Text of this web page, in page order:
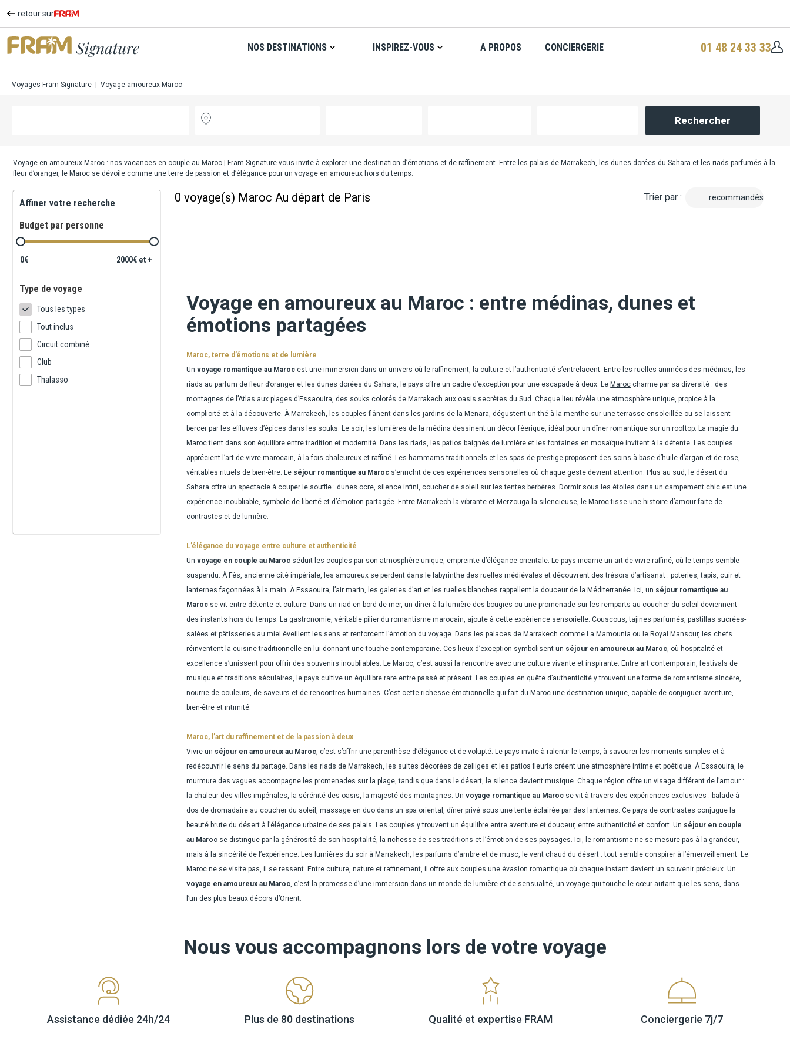
retour sur
01 48 24 33 33
NOS DESTINATIONS INSPIREZ-VOUS A PROPOS CONCIERGERIE
Voyages Fram Signature Voyage amoureux Maroc
Rechercher
Voyage en amoureux Maroc : nos vacances en couple au Maroc | Fram Signature vous invite à explorer une destination d’émotions et de raffinement. Entre les palais de Marrakech, les dunes dorées du Sahara et les riads parfumés à la
fleur d’oranger, le Maroc se dévoile comme une terre de passion et d’élégance pour un voyage en amoureux hors du temps.
Affiner votre recherche
Budget par personne
0€ 2000€ et +
Type de voyage
Tous les types
Tout inclus
Circuit combiné
Club
Thalasso
0 voyage(s) Maroc Au départ de Paris recommandés
Trier par :
Voyage en amoureux au Maroc : entre médinas, dunes et
émotions partagées
Maroc, terre d’émotions et de lumière
Unvoyage romantique au Maroc est une immersion dans un univers où le raffinement, la culture et l’authenticité s’entrelacent. Entre les ruelles animées des médinas, les
riads au parfum de fleur d’oranger et les dunes dorées du Sahara, le pays offre un cadre d’exception pour une escapade à deux. Le Maroc charme par sa diversité : des
montagnes de l’Atlas aux plages d’Essaouira, des souks colorés de Marrakech aux oasis secrètes du Sud. Chaque lieu révèle une atmosphère unique, propice à la
complicité et à la découverte. À Marrakech, les couples flânent dans les jardins de la Menara, dégustent un thé à la menthe sur une terrasse ensoleillée ou se laissent
bercer par les effluves d’épices dans les souks. Le soir, les lumières de la médina dessinent un décor féerique, idéal pour un dîner romantique sur un rooftop. La magie du
Maroc tient dans son équilibre entre tradition et modernité. Dans les riads, les patios baignés de lumière et les fontaines en mosaïque invitent à la détente. Les couples
apprécient l’art de vivre marocain, à la fois chaleureux et raffiné. Les hammams traditionnels et les spas de prestige proposent des soins à base d’huile d’argan et de rose,
véritables rituels de bien-être. Le séjour romantique au Maroc s’enrichit de ces expériences sensorielles où chaque geste devient attention. Plus au sud, le désert du
Sahara offre un spectacle à couper le souffle : dunes ocre, silence infini, coucher de soleil sur les tentes berbères. Dormir sous les étoiles dans un campement chic est une
expérience inoubliable, symbole de liberté et d’émotion partagée. Entre Marrakech la vibrante et Merzouga la silencieuse, le Maroc tisse une histoire d’amour faite de
contrastes et de lumière.
L’élégance du voyage entre culture et authenticité
Unvoyage en couple au Maroc séduit les couples par son atmosphère unique, empreinte d’élégance orientale. Le pays incarne un art de vivre raffiné, où le temps semble
suspendu. À Fès, ancienne cité impériale, les amoureux se perdent dans le labyrinthe des ruelles médiévales et découvrent des trésors d’artisanat : poteries, tapis, cuir et
lanternes façonnées à la main. À Essaouira, l’air marin, les galeries d’art et les ruelles blanches rappellent la douceur de la Méditerranée. Ici, un séjour romantique au
Maroc se vit entre détente et culture. Dans un riad en bord de mer, un dîner à la lumière des bougies ou une promenade sur les remparts au coucher du soleil deviennent
des instants hors du temps. La gastronomie, véritable pilier du romantisme marocain, ajoute à cette expérience sensorielle. Couscous, tajines parfumés, pastillas sucrées-
salées et pâtisseries au miel éveillent les sens et renforcent l’émotion du voyage. Dans les palaces de Marrakech comme La Mamounia ou le Royal Mansour, les chefs
réinventent la cuisine traditionnelle en lui donnant une touche contemporaine. Ces lieux d’exception symbolisent un séjour en amoureux au Maroc, où hospitalité et
excellence s’unissent pour offrir des souvenirs inoubliables. Le Maroc, c’est aussi la rencontre avec une culture vivante et inspirante. Entre art contemporain, festivals de
musique et traditions séculaires, le pays cultive un équilibre rare entre passé et présent. Les couples en quête d’authenticité y trouvent une forme de romantisme sincère,
nourrie de couleurs, de saveurs et de rencontres humaines. C’est cette richesse émotionnelle qui fait du Maroc une destination unique, capable de conjuguer aventure,
bien-être et intimité.
Maroc, l’art du raffinement et de la passion à deux
Vivre un séjour en amoureux au Maroc, c’est s’offrir une parenthèse d’élégance et de volupté. Le pays invite à ralentir le temps, à savourer les moments simples et à
redécouvrir le sens du partage. Dans les riads de Marrakech, les suites décorées de zelliges et les patios fleuris créent une atmosphère intime et poétique. À Essaouira, le
murmure des vagues accompagne les promenades sur la plage, tandis que dans le désert, le silence devient musique. Chaque région offre un visage différent de l’amour :
la chaleur des villes impériales, la sérénité des oasis, la majesté des montagnes. Unvoyage romantique au Maroc se vit à travers des expériences exclusives : balade à
dos de dromadaire au coucher du soleil, massage en duo dans un spa oriental, dîner privé sous une tente éclairée par des lanternes. Ce pays de contrastes conjugue la
beauté brute du désert à l’élégance urbaine de ses palais. Les couples y trouvent un équilibre entre aventure et douceur, entre authenticité et confort. Un séjour en couple
au Maroc se distingue par la générosité de son hospitalité, la richesse de ses traditions et l’émotion de ses paysages. Ici, le romantisme ne se mesure pas à la grandeur,
mais à la sincérité de l’expérience. Les lumières du soir à Marrakech, les parfums d’ambre et de musc, le vent chaud du désert : tout semble conspirer à l’émerveillement. Le
Maroc ne se visite pas, il se ressent. Entre culture, nature et raffinement, il offre aux couples une évasion romantique où chaque instant devient un souvenir précieux. Un
voyage en amoureux au Maroc, c’est la promesse d’une immersion dans un monde de lumière et de sensualité, un voyage qui touche le cœur autant que les sens, dans
l’un des plus beaux décors d’Orient.
Nous vous accompagnons lors de votre voyage
Assistance dédiée 24h/24 Plus de 80 destinations Qualité et expertise FRAM Conciergerie 7j/7